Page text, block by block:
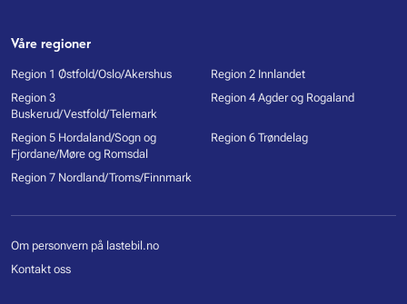
Våre regioner
Region 1 Østfold/Oslo/Akershus
Region 2 Innlandet
Region 3
Buskerud/Vestfold/Telemark
Region 4 Agder og Rogaland
Region 5 Hordaland/Sogn og
Fjordane/Møre og Romsdal
Region 6 Trøndelag
Region 7 Nordland/Troms/Finnmark
Om personvern på lastebil.no
Kontakt oss